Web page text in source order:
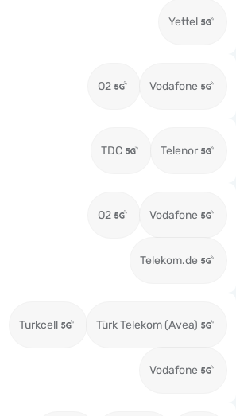
Yettel
O2 Vodafone
TDC Telenor
O2 Vodafone
Telekom.de
Turkcell Türk Telekom (Avea)
Vodafone